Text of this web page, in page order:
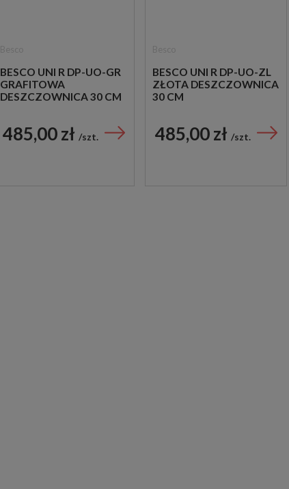
BESCO UNI R DP-UO-GR
GRAFITOWA
DESZCZOWNICA 30 CM
485,00 zł szt.
BESCO UNI R DP-UO-ZL
ZŁOTA DESZCZOWNICA
30 CM
485,00 zł szt.